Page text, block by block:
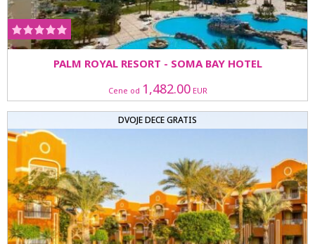
PALM ROYAL RESORT - SOMA BAY HOTEL
Cene od 1,482.00EUR
DVOJE DECE GRATIS